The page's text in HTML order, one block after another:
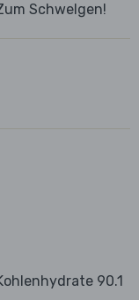
Schwelgen!
90.1